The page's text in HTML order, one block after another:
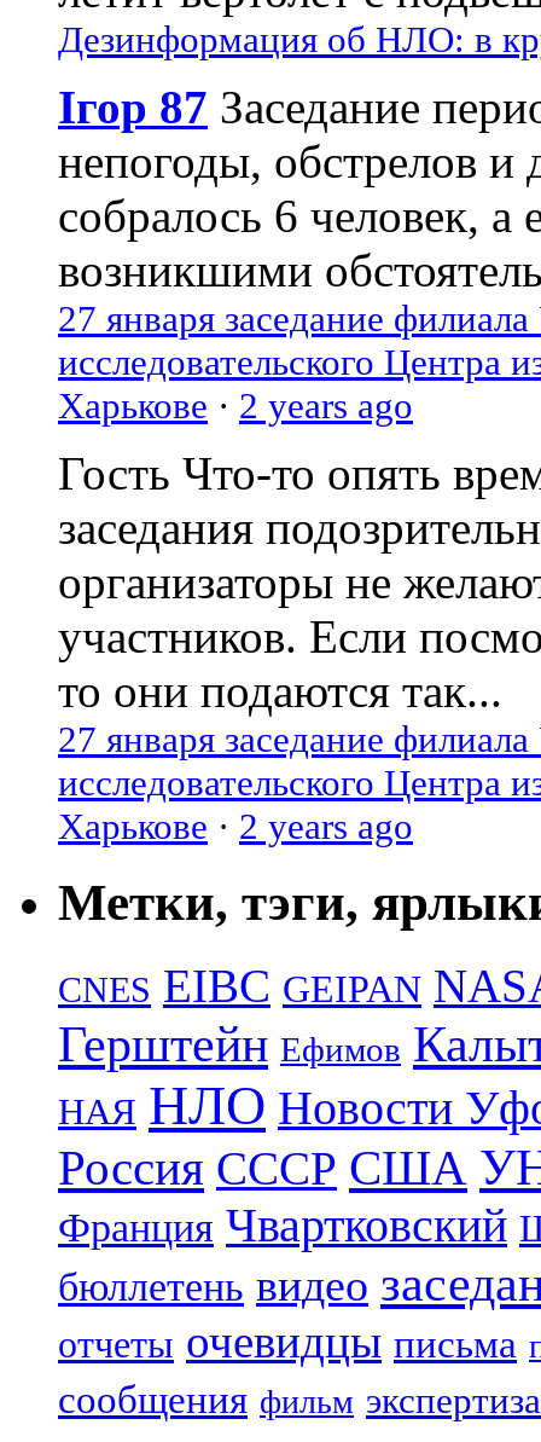
Дезинформация об НЛО: в
Ігор 87 Заседание
непогоды, обстрелов и
собралось 6 человек, а
возникшими
27 января заседание
исследовательского Центра
Харькове · 2 years ago
Гость Что-то опять
заседания
организаторы не
участников. Если
то они подаются так...
27 января заседание
исследовательского Центра
Харькове · 2 years ago
Метки, тэги,
CNES EIBC GEIPAN
Герштейн Ефимов
НАЯ НЛО Новости
Россия СССР США
Франция Чвартковский
бюллетень видео
отчеты очевидцы письма
сообщения фильм экспертиза